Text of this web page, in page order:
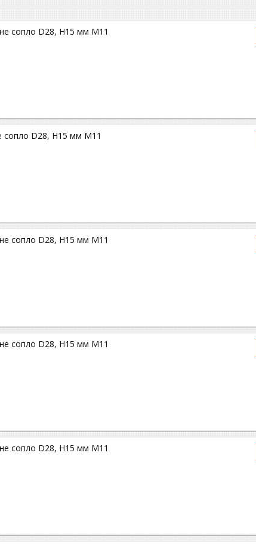
сопло D28, H15 мм M11
сопло D28, H15 мм M11
сопло D28, H15 мм M11
сопло D28, H15 мм M11
сопло D28, H15 мм M11